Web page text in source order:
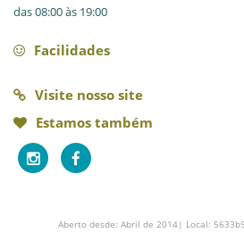
das 08:00 às 19:00
Facilidades
Visite nosso site
Estamos também
Aberto desde: Abril de 2014| Local: